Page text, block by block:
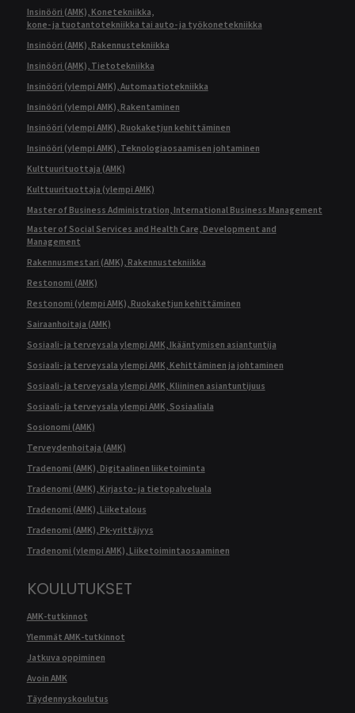
Insinööri (AMK), Konetekniikka,
kone- ja tuotantotekniikka tai auto- ja työkonetekniikka
Insinööri (AMK), Rakennustekniikka
Insinööri (AMK), Tietotekniikka
Insinööri (ylempi AMK), Automaatiotekniikka
Insinööri (ylempi AMK), Rakentaminen
Insinööri (ylempi AMK), Ruokaketjun kehittäminen
Insinööri (ylempi AMK), Teknologiaosaamisen johtaminen
Kulttuurituottaja (AMK)
Kulttuurituottaja (ylempi AMK)
Master of Business Administration, International Business Management
Master of Social Services and Health Care, Development and
Management
Rakennusmestari (AMK), Rakennustekniikka
Restonomi (AMK)
Restonomi (ylempi AMK), Ruokaketjun kehittäminen
Sairaanhoitaja (AMK)
Sosiaali- ja terveysala ylempi AMK, Ikääntymisen asiantuntija
Sosiaali- ja terveysala ylempi AMK, Kehittäminen ja johtaminen
Sosiaali- ja terveysala ylempi AMK, Kliininen asiantuntijuus
Sosiaali- ja terveysala ylempi AMK, Sosiaaliala
Sosionomi (AMK)
Terveydenhoitaja (AMK)
Tradenomi (AMK), Digitaalinen liiketoiminta
Tradenomi (AMK), Kirjasto- ja tietopalveluala
Tradenomi (AMK), Liiketalous
Tradenomi (AMK), Pk-yrittäjyys
Tradenomi (ylempi AMK), Liiketoimintaosaaminen
KOULUTUKSET
AMK-tutkinnot
Ylemmät AMK-tutkinnot
Jatkuva oppiminen
Avoin AMK
Täydennyskoulutus